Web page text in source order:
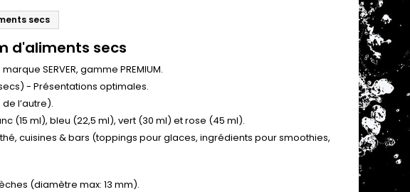
secs
d'aliments secs
SERVER, gamme PREMIUM.
- Présentations optimales.
l’autre).
(15 ml), bleu (22,5 ml), vert (30 ml) et rose (45 ml).
cuisines & bars (toppings pour glaces, ingrédients pour smoothies,
(diamètre max: 13 mm).